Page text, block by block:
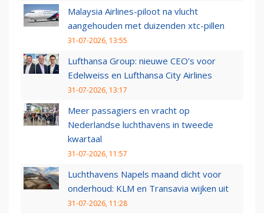
Malaysia Airlines-piloot na vlucht
aangehouden met duizenden xtc-pillen
31-07-2026, 13:55
Lufthansa Group: nieuwe CEO’s voor
Edelweiss en Lufthansa City Airlines
31-07-2026, 13:17
Meer passagiers en vracht op
Nederlandse luchthavens in tweede
kwartaal
31-07-2026, 11:57
Luchthavens Napels maand dicht voor
onderhoud: KLM en Transavia wijken uit
31-07-2026, 11:28